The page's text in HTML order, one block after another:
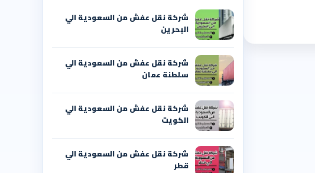
شركة نقل عفش من السعودية الي
البحرين
شركة نقل عفش من السعودية الي
سلطنة عمان
شركة نقل عفش من السعودية الي
الكويت
شركة نقل عفش من السعودية الي
قطر